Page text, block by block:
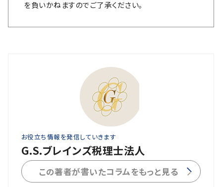
を負いかねますのでご了承ください。
お役立ち情報を発信していきます
G.S.ブレインズ税理士法人
この著者が書いたコラムをもっと見る